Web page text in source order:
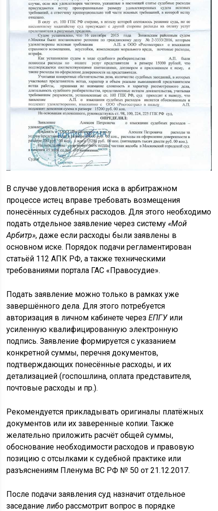
В случае удовлетворения иска в арбитражном
процессе истец вправе требовать возмещения
понесённых судебных расходов. Для этого необходимо
подать отдельное заявление через систему«Мой
Арбитр», даже если расходы были заявлены в
основном иске. Порядок подачи регламентирован
статьёй 112 АПК РФ, а также техническими
требованиями портала ГАС «Правосудие».
Подать заявление можно только в рамках уже
завершённого дела. Для этого потребуется
авторизация в личном кабинете черезЕПГУили
усиленную квалифицированную электронную
подпись. Заявление формируется с указанием
конкретной суммы, перечня документов,
подтверждающих понесённые расходы, и их
детализацией (госпошлина, оплата представителя,
почтовые расходы и пр.).
Рекомендуется прикладывать оригиналы платёжных
документов или их заверенные копии. Также
желательно приложить расчёт общей суммы,
обоснование необходимости расходов и правовую
позицию с отсылками к судебной практике или
разъяснениям Пленума ВС РФ № 50 от 21.12.2017.
После подачи заявления суд назначит отдельное
заседание либо рассмотрит вопрос в порядке